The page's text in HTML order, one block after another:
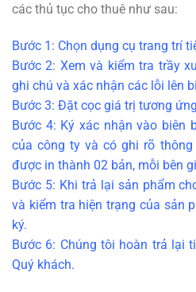
các thủ tục cho thuê như sau:
Bước 1: Chọn dụng cụ trang trí
Bước 2: Xem và kiểm tra trầy
ghi chú và xác nhận các lỗi lên
Bước 3: Đặt cọc giá trị tương
Bước 4: Ký xác nhận vào biên
của công ty và có ghi rõ
được in thành 02 bản, mỗi bên
Bước 5: Khi trả lại sản phẩm
và kiểm tra hiện trạng của sản
ký.
Bước 6: Chúng tôi hoàn trả lại
Quý khách.